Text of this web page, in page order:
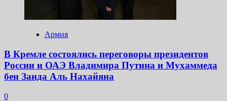
Армия
В Кремле состоялись переговоры президентов
России и ОАЭ Владимира Путина и Мухаммеда
бен Заида Аль Нахайяна
0